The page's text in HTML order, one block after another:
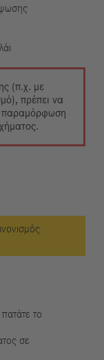
(π.χ. με
πρέπει να
παραμόρφωση
το
σε